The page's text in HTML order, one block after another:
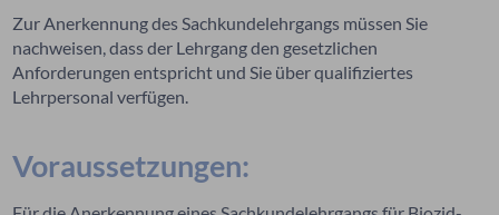
Zur Anerkennung des Sachkundelehrgangs müssen Sie
nachweisen, dass der Lehrgang den gesetzlichen
Anforderungen entspricht und Sie über qualifiziertes
Lehrpersonal verfügen.
Voraussetzungen: